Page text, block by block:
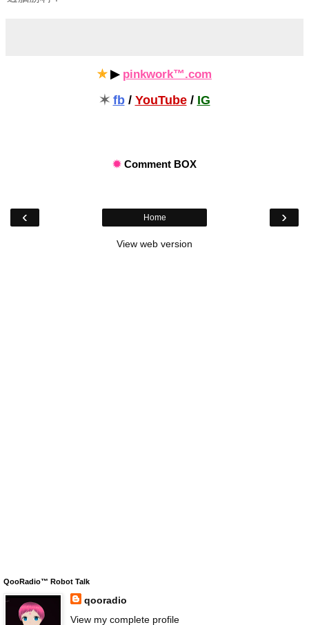
✯ ▶ pinkwork™.com
✶ fb/ YouTube/ IG
✹ Comment BOX
‹ ›
Home
View web version
QooRadio™ Robot Talk
qooradio
View my complete profile